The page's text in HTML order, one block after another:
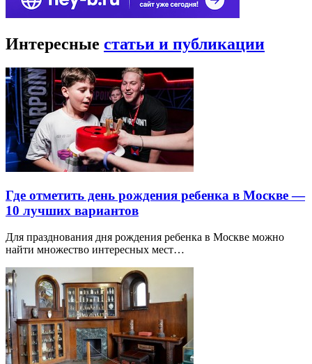
Интересные статьи и публикации
Где отметить день рождения ребенка в Москве —
10 лучших вариантов
Для празднования дня рождения ребенка в Москве можно
найти множество интересных мест…